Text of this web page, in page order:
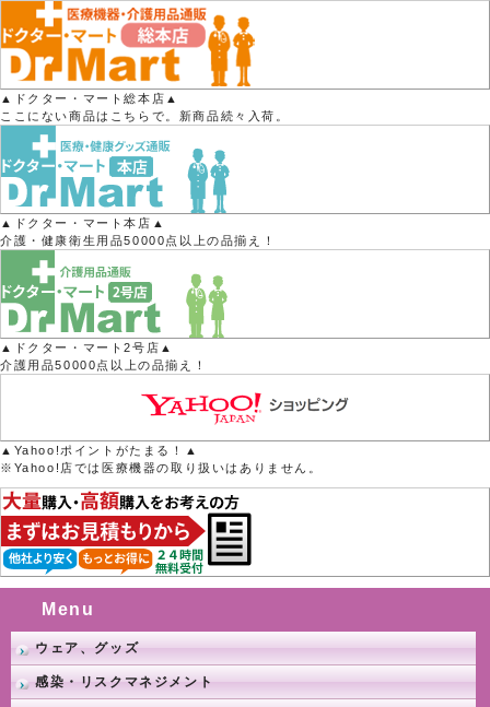
▲ドクター・マート総本店▲
ここにない商品はこちらで。新商品続々入荷。
▲ドクター・マート本店▲
介護・健康衛生用品50000点以上の品揃え！
▲ドクター・マート2号店▲
介護用品50000点以上の品揃え！
▲Yahoo!ポイントがたまる！▲
※Yahoo!店では医療機器の取り扱いはありません。
Menu
ウェア、グッズ
感染・リスクマネジメント